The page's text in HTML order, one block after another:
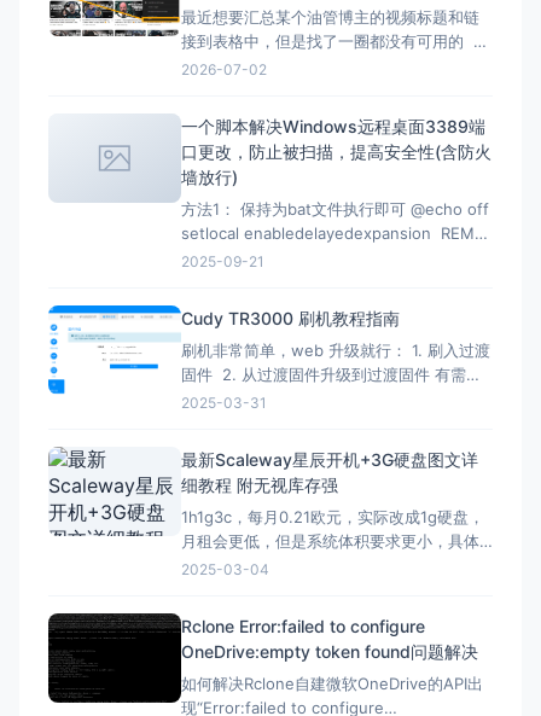
最近想要汇总某个油管博主的视频标题和链
接到表格中，但是找了一圈都没有可用的 但
是在下面的文章找到了，但是已失效，所以
的代码都有时效性，使用时注意甄别，当前
测试有效时间为2026-07-02 12：07
2026-07-02
一个脚本解决Windows远程桌面3389端
口更改，防止被扫描，提高安全性(含防火
墙放行)
方法1： 保持为bat文件执行即可 @echo off
setlocal enabledelayedexpansion REM
Verify administrator privileges net
2025-09-21
Cudy TR3000 刷机教程指南
刷机非常简单，web 升级就行： 1. 刷入过渡
固件 2. 从过渡固件升级到过渡固件 有需要
刷回原厂固件的记得先备份 FIP 分区！ FIP
filogic-cudy_tr3000-v1-squas
2025-03-31
最新Scaleway星辰开机+3G硬盘图文详
细教程 附无视库存强
1h1g3c，每月0.21欧元，实际改成1g硬盘，
月租会更低，但是系统体积要求更小，具体
自己测试，方法一样。 星辰Scaleway官网：
先注册一个星辰账号 这里的地址可以
2025-03-04
Rclone Error:failed to configure
OneDrive:empty token found问题解决
如何解决Rclone自建微软OneDrive的API出
现“Error:failed to configure